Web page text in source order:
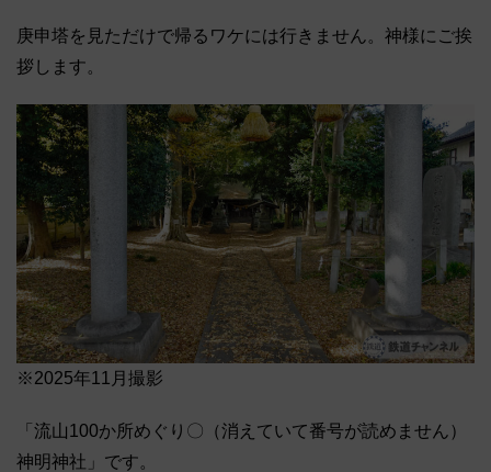
庚申塔を見ただけで帰るワケには行きません。神様にご挨
拶します。
※2025年11月撮影
「流山100か所めぐり〇（消えていて番号が読めません）
神明神社」です。